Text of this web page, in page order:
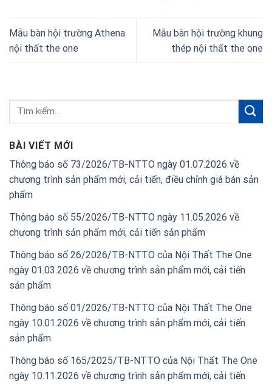
Mẫu bàn hội trường Athena
nội thất the one
Mẫu bàn hội trường khung
thép nội thất the one
BÀI VIẾT MỚI
Thông báo số 73/2026/TB-NTTO ngày 01.07.2026 về
chương trình sản phẩm mới, cải tiến, điều chỉnh giá bán sản
phẩm
Thông báo số 55/2026/TB-NTTO ngày 11.05.2026 về
chương trình sản phẩm mới, cải tiến sản phẩm
Thông báo số 26/2026/TB-NTTO của Nội Thất The One
ngày 01.03.2026 về chương trình sản phẩm mới, cải tiến
sản phẩm
Thông báo số 01/2026/TB-NTTO của Nội Thất The One
ngày 10.01.2026 về chương trình sản phẩm mới, cải tiến
sản phẩm
Thông báo số 165/2025/TB-NTTO của Nội Thất The One
ngày 10.11.2026 về chương trình sản phẩm mới, cải tiến